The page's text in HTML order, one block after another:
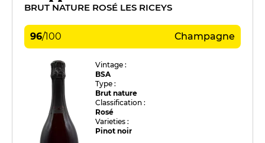
BRUT NATURE ROSÉ LES RICEYS
96/100 Champagne
Vintage :
BSA
Type :
Brut nature
Classification :
Rosé
Varieties :
Pinot noir